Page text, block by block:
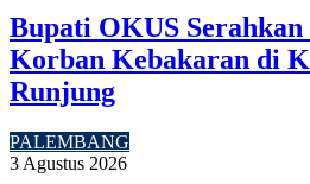
Bupati OKUS
Korban Kebakaran di
Runjung
PALEMBANG
3 Agustus 2026